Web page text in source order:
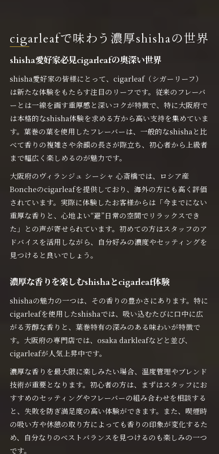
cigarleafで味わう濃厚shishaの世界
shisha愛好家必見cigarleafの奥深い世界
shisha愛好家の皆様にとって、cigarleaf（シガーリーフ）
は新たな体験をもたらす注目のリーフです。従来のフレーバ
ーとは一線を画す重厚感と深いコクが特徴で、特に大阪府で
は本格的なshisha体験を求める方から高い支持を集めていま
す。葉巻の葉を使用したフレーバーは、一般的なshishaと比
べて香りの複雑さや余韻の長さが際立ち、初心者から上級者
まで幅広く楽しめるのが魅力です。
大阪府のヴィランジュ シーシャ 心斎橋では、ロシア産
Boncheのcigarleafを提供しており、海外の方にも高く評価
されています。実際に体験したお客様からは「今までにない
重厚な香りと、心地よい“避”日常の空間でリラックスでき
た」との声が寄せられています。初めての方はスタッフのア
ドバイスを活用しながら、自分好みの濃度やセッティングを
見つけると良いでしょう。
濃厚な香りを楽しむshishaとcigarleaf体験
shishaの魅力の一つは、その香りの豊かさにあります。特に
cigarleafを使用したshishaでは、吸い込むたびに口中に広
がる芳醇な香りと、葉巻特有の深みのある味わいが特徴で
す。大阪府の専門店では、osaka darkleafなどと並び、
cigarleafが人気上昇中です。
濃厚な香りを最大限に楽しみたい場合、温度管理やブレンド
技術が重要となります。初心者の方は、まずはスタッフにお
すすめのセッティングやフレーバーの組み合わせを相談する
と、失敗を防ぎ満足度の高い体験ができます。また、喫煙時
の吸い方や休憩の取り方によっても香りの印象が変化するた
め、自分なりのベストバランスを見つけるのも楽しみの一つ
です。